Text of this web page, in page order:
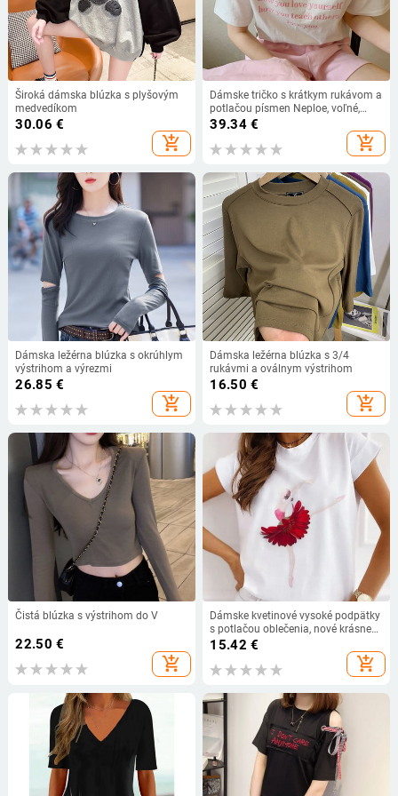
Široká dámska blúzka s plyšovým
medvedíkom
30.06 €
add_shopping_cart
Dámske tričko s krátkym rukávom a
potlačou písmen Neploe, voľné,
ležérne, letné, 2022, nové, bavlnené,
39.34€
add_shopping_cart
Dámska ležérna blúzka s okrúhlym
výstrihom a výrezmi
26.85 €
add_shopping_cart
Dámska ležérna blúzka s 3/4
rukávmi a oválnym výstrihom
16.50 €
add_shopping_cart
Čistá blúzka s výstrihom do V
22.50 €
add_shopping_cart
Dámske kvetinové vysoké podpätky
s potlačou oblečenia, nové krásne
dámske topy, tričko s krátkym
rukávom, módne kreslené zvieracie
tričko s výstrihom do V
15.42 €
add_shopping_cart